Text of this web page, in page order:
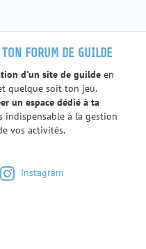
FORUM DE GUILDE
d'un site de guilde en
quelque soit ton jeu.
un espace dédié à ta
indispensable à la gestion
vos activités.
Instagram